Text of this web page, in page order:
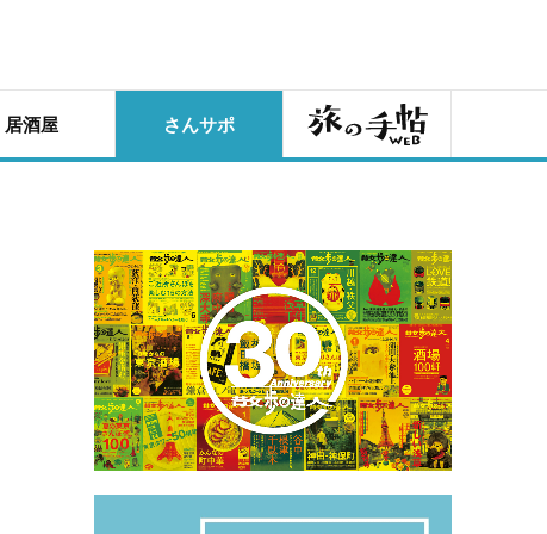
居酒屋 さんサポ 旅の手帖